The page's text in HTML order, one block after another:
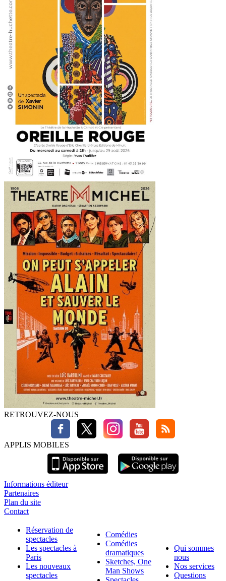
RETROUVEZ-NOUS
APPLIS MOBILES
Informations éditeur
Partenaires
Plan du site
Contact
Réservation de
spectacles
Les spectacles à
Paris
Les nouveaux
spectacles
Comédies
Comédies
dramatiques
Sketches, One
Man Shows
Qui sommes
nous
Nos services
Questions